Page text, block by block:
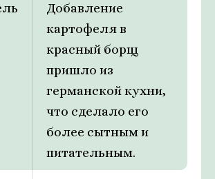
Добавление
картофеля в
красный борщ
пришло из
германской кухни,
что сделало его
более сытным и
питательным.